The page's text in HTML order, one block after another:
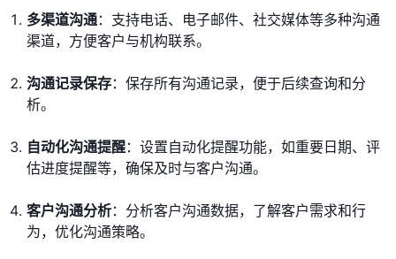
多渠道沟通：支持电话、电子邮件、社交媒体等多种沟通
渠道，方便客户与机构联系。
沟通记录保存：保存所有沟通记录，便于后续查询和分
析。
自动化沟通提醒：设置自动化提醒功能，如重要日期、评
估进度提醒等，确保及时与客户沟通。
客户沟通分析：分析客户沟通数据，了解客户需求和行
为，优化沟通策略。